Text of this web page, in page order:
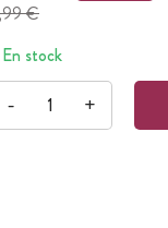
€
En stock
- +